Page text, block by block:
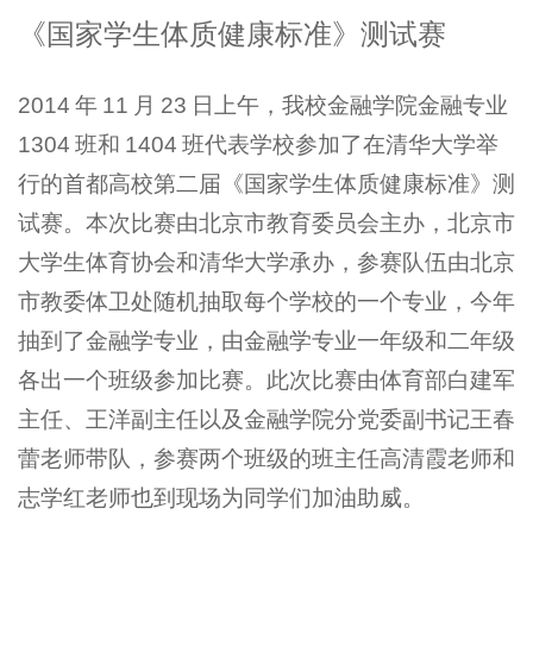
《国家学生体质健康标准》测试赛
2014 年 11 月 23 日上午，我校金融学院金融专业
1304 班和 1404 班代表学校参加了在清华大学举
行的首都高校第二届《国家学生体质健康标准》测
试赛。本次比赛由北京市教育委员会主办，北京市
大学生体育协会和清华大学承办，参赛队伍由北京
市教委体卫处随机抽取每个学校的一个专业，今年
抽到了金融学专业，由金融学专业一年级和二年级
各出一个班级参加比赛。此次比赛由体育部白建军
主任、王洋副主任以及金融学院分党委副书记王春
蕾老师带队，参赛两个班级的班主任高清霞老师和
志学红老师也到现场为同学们加油助威。